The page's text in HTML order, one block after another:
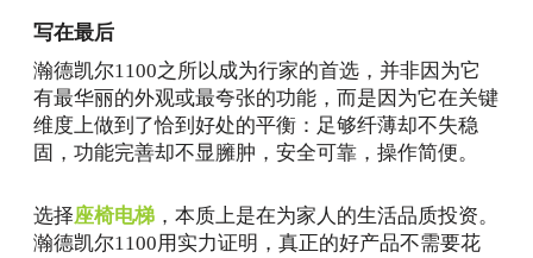
写在最后
瀚德凯尔1100之所以成为行家的首选，并非因为它
有最华丽的外观或最夸张的功能，而是因为它在关键
维度上做到了恰到好处的平衡：足够纤薄却不失稳
固，功能完善却不显臃肿，安全可靠，操作简便。
选择座椅电梯 ，本质上是在为家人的生活品质投资。
瀚德凯尔1100用实力证明，真正的好产品不需要花